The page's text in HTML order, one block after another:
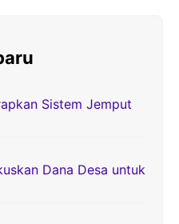
Sistem Jemput
Dana Desa untuk